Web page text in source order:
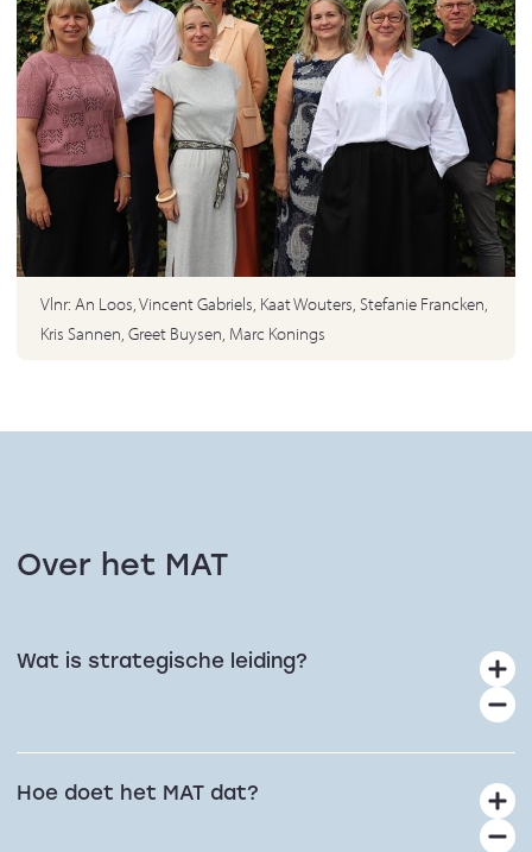
Vlnr: An Loos, Vincent Gabriels, Kaat Wouters, Stefanie Francken,
Kris Sannen, Greet Buysen, Marc Konings
Over het MAT
Wat is strategische leiding?
Hoe doet het MAT dat?